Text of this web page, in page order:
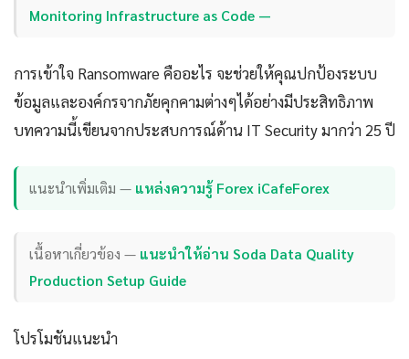
Monitoring Infrastructure as Code —
การเข้าใจ Ransomware คืออะไร จะช่วยให้คุณปกป้องระบบ
ข้อมูลและองค์กรจากภัยคุกคามต่างๆได้อย่างมีประสิทธิภาพ
บทความนี้เขียนจากประสบการณ์ด้าน IT Security มากว่า 25 ปี
แนะนำเพิ่มเติม — แหล่งความรู้ Forex iCafeForex
เนื้อหาเกี่ยวข้อง — แนะนำให้อ่าน Soda Data Quality
Production Setup Guide
โปรโมชันแนะนำ